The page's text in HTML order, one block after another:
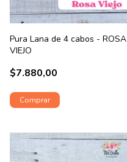
Pura Lana de 4 cabos - ROSA
VIEJO
$7.880,00